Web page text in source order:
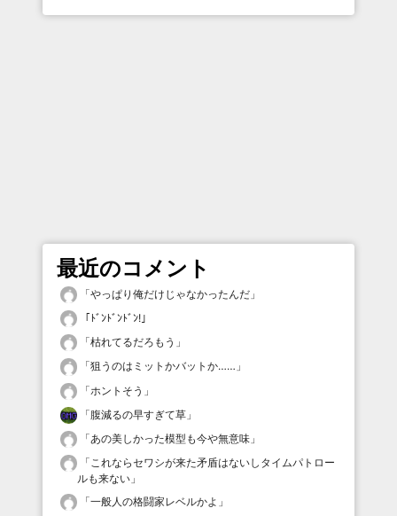
最近のコメント
「やっぱり俺だけじゃなかったんだ 」
「 ﾄﾞﾝﾄﾞﾝﾄﾞﾝ! 」
「枯れてるだろもう 」
「狙うのはミットかバットか…… 」
「ホントそう 」
「腹減るの早すぎて草 」
「あの美しかった模型も今や無意味 」
「これならセワシが来た矛盾はないしタイムパトロー
ルも来ない 」
「一般人の格闘家レベルかよ 」